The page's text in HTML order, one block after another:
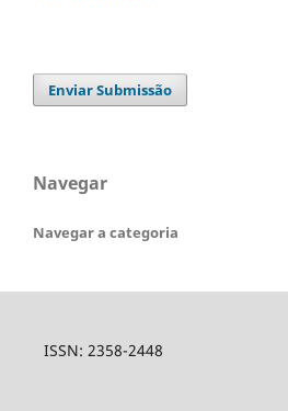
Enviar Submissão
Navegar
Navegar a categoria
ISSN: 2358-2448